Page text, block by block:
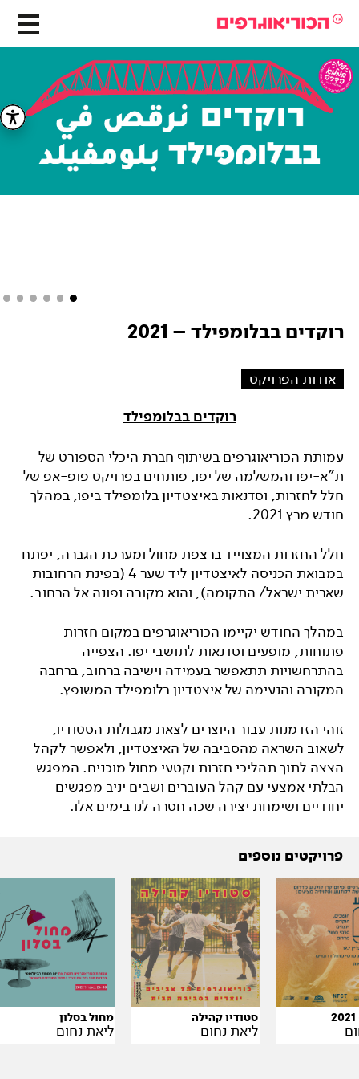
רוקדים בבלומפילד – 2021
אודות הפרויקט
רוקדים בבלומפילד
עמותת הכוריאוגרפים בשיתוף חברת היכלי הספורט של
ת"א-יפו והמשלמה של יפו, פותחים בפרויקט פופ-אפ של
חלל לחזרות, וסדנאות באיצטדיון בלומפילד ביפו, במהלך
חודש מרץ 2021.
חלל החזרות המצוייד ברצפת מחול ומערכת הגברה, יפתח
במבואת הכניסה לאיצטדיון ליד שער 4 (בפינת הרחובות
שארית ישראל/ התקומה), והוא מקורה ופונה אל הרחוב.
במהלך החודש יקיימו הכוריאוגרפים במקום חזרות
פתוחות, מופעים וסדנאות לתושבי יפו. הצפייה
בהתרחשויות תתאפשר בעמידה וישיבה ברחוב, ברחבה
המקורה והנעימה של איצטדיון בלומפילד המשופץ.
זוהי הזדמנות עבור היוצרים לצאת מגבולות הסטודיו,
לשאוב השראה מהסביבה של האיצטדיון, ולאפשר לקהל
הצצה לתוך תהליכי חזרות וקטעי מחול מוכנים. המפגש
הבלתי אמצעי עם קהל העוברים ושבים יניב מפגשים
יחודיים ושימחת יצירה שכה חסרה לנו בימים אלו.
פרויקטים נוספים
סטודיו קהילה
ליאת נחום
מחול בסלון
ליאת נחום